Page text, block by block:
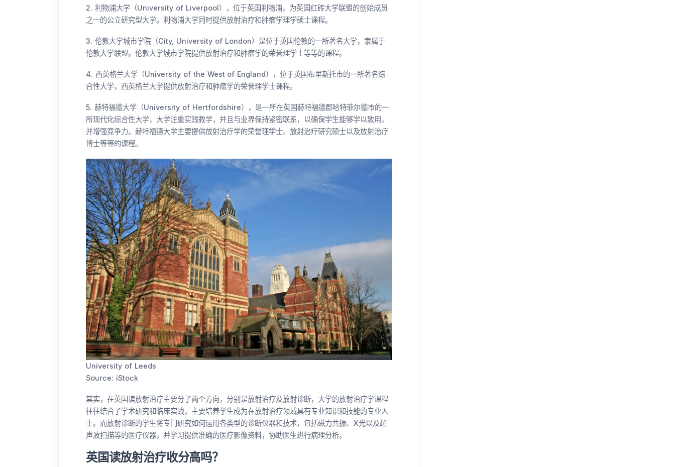
2. 利物浦大学（University of Liverpool），位于英国利物浦，为英国红砖大学联盟的创始成员
之一的公立研究型大学。利物浦大学同时提供放射治疗和肿瘤学理学硕士课程。
3. 伦敦大学城市学院（City, University of London）是位于英国伦敦的一所著名大学，隶属于
伦敦大学联盟。伦敦大学城市学院提供放射治疗和肿瘤学的荣誉理学士等等的课程。
4. 西英格兰大学（University of the West of England），位于英国布里斯托市的一所著名综
合性大学，西英格兰大学提供放射治疗和肿瘤学的荣誉理学士课程。
5. 赫特福德大学（University of Hertfordshire），是一所在英国赫特福德郡哈特菲尔德市的一
所现代化综合性大学，大学注重实践教学，并且与业界保持紧密联系，以确保学生能够学以致用，
并增强竞争力。赫特福德大学主要提供放射治疗学的荣誉理学士、放射治疗研究硕士以及放射治疗
博士等等的课程。
University of Leeds
Source: iStock
其实，在英国读放射治疗主要分了两个方向，分别是放射治疗及放射诊断，大学的放射治疗学课程
往往结合了学术研究和临床实践，主要培养学生成为在放射治疗领域具有专业知识和技能的专业人
士。而放射诊断的学生将专门研究如何运用各类型的诊断仪器和技术，包括磁力共振、X光以及超
声波扫描等的医疗仪器，并学习提供准确的医疗影像资料，协助医生进行病理分析。
英国读放射治疗收分高吗？